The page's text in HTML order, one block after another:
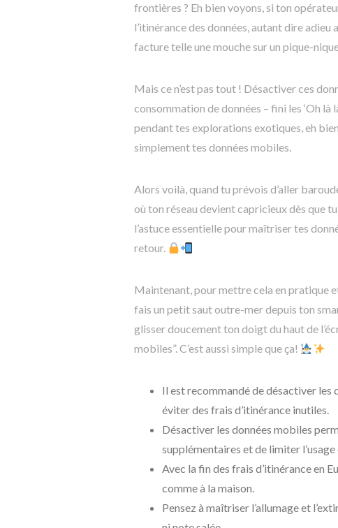
frontières ? Eh bien voyons, si ton
l’itinérance des données, autant dire
facture telle une mouche sur un pique-
Mais ce n’est pas tout ! Désactiver ces
consommation de données – fini les ‘Oh
pendant tes explorations exotiques, eh
simplement tes données mobiles.
Alors voilà, quand tu prévois d’aller
où ton réseau devient capricieux dès que
l’astuce essentielle pour maîtriser tes
retour.
Maintenant, pour mettre cela en pratique
fais un petit saut outre-mer depuis ton
glisser doucement ton doigt du haut de
mobiles”. C’est aussi simple que ça!
Il est recommandé de désactiver les
éviter des frais d’itinérance inutiles.
Désactiver les données mobiles
supplémentaires et de limiter l’usage
Avec la fin des frais d’itinérance en
comme à la maison.
Pensez à maîtriser l’allumage et